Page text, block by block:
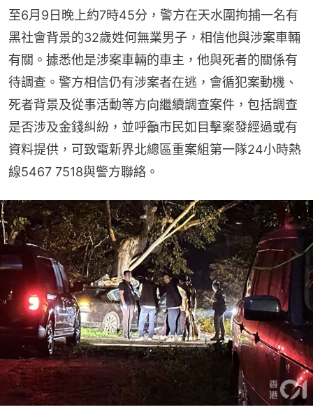
至6月9日晚上約7時45分，警方在天水圍拘捕一名有
黑社會背景的32歲姓何無業男子，相信他與涉案車輛
有關。據悉他是涉案車輛的車主，他與死者的關係有
待調查。警方相信仍有涉案者在逃，會循犯案動機、
死者背景及從事活動等方向繼續調查案件，包括調查
是否涉及金錢糾紛，並呼籲市民如目擊案發經過或有
資料提供，可致電新界北總區重案組第一隊24小時熱
線5467 7518與警方聯絡。